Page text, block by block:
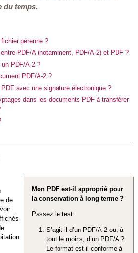
du temps.
pérenne ?
PDF/A (notamment, PDF/A-2) et PDF ?
un PDF/A-2 ?
PDF/A-2 ?
avec une signature électronique ?
dans les documents PDF à transférer
Mon PDF est-il approprié pour
la conservation à long terme ?
Passez le test:
S’agit-il d’un PDF/A-2 ou, à
tout le moins, d’un PDF/A ?
Le format est-il conforme à
de